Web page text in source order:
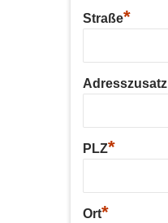
Straße*
Adresszusatz
PLZ*
Ort*